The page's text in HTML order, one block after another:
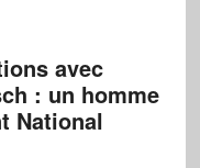
avec
: un homme
National